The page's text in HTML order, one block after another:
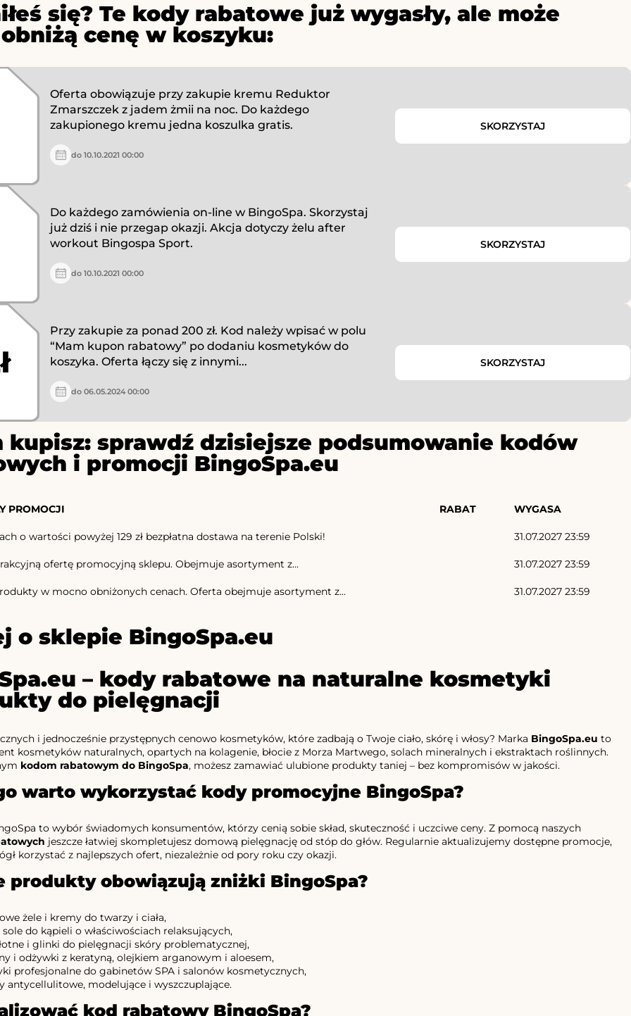
się? Te kody rabatowe już wygasły, ale może
cenę w koszyku:
Oferta obowiązuje przy zakupie kremu Reduktor
Zmarszczek z jadem żmii na noc. Do każdego
zakupionego kremu jedna koszulka gratis.
do 10.10.2021 00:00
SKORZYSTAJ
Do każdego zamówienia on-line w BingoSpa. Skorzystaj
już dziś i nie przegap okazji. Akcja dotyczy żelu after
workout Bingospa Sport.
do 10.10.2021 00:00
SKORZYSTAJ
Przy zakupie za ponad 200 zł. Kod należy wpisać w polu
“Mam kupon rabatowy” po dodaniu kosmetyków do
koszyka. Oferta łączy się z innymi...
do 06.05.2024 00:00
SKORZYSTAJ
kupisz: sprawdź dzisiejsze podsumowanie kodów
i promocji BingoSpa.eu
PROMOCJI RABAT WYGASA
o wartości powyżej 129 zł bezpłatna dostawa na terenie Polski! 31.07.2027 23:59
ofertę promocyjną sklepu. Obejmuje asortyment z... 31.07.2027 23:59
w mocno obniżonych cenach. Oferta obejmuje asortyment z... 31.07.2027 23:59
o sklepie BingoSpa.eu
– kody rabatowe na naturalne kosmetyki
do pielęgnacji
i jednocześnie przystępnych cenowo kosmetyków, które zadbają o Twoje ciało, skórę i włosy? Marka BingoSpa.eu to
kosmetyków naturalnych, opartych na kolagenie, błocie z Morza Martwego, solach mineralnych i ekstraktach roślinnych.
kodom rabatowym do BingoSpa, możesz zamawiać ulubione produkty taniej – bez kompromisów w jakości.
warto wykorzystać kody promocyjne BingoSpa?
to wybór świadomych konsumentów, którzy cenią sobie skład, skuteczność i uczciwe ceny. Z pomocą naszych
jeszcze łatwiej skompletujesz domową pielęgnację od stóp do głów. Regularnie aktualizujemy dostępne promocje,
korzystać z najlepszych ofert, niezależnie od pory roku czy okazji.
produkty obowiązują zniżki BingoSpa?
żele i kremy do twarzy i ciała,
do kąpieli o właściwościach relaksujących,
i glinki do pielęgnacji skóry problematycznej,
i odżywki z keratyną, olejkiem arganowym i aloesem,
profesjonalne do gabinetów SPA i salonów kosmetycznych,
antycellulitowe, modelujące i wyszczuplające.
kod rabatowy BingoSpa?